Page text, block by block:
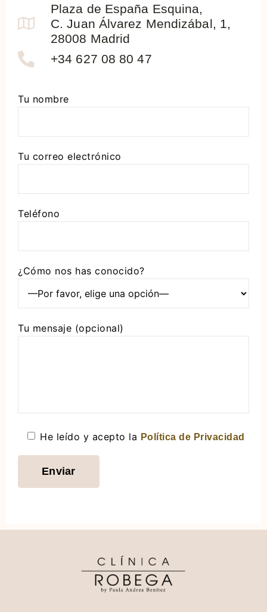
Plaza de España Esquina,
C. Juan Álvarez Mendizábal, 1,
28008 Madrid
+34 627 08 80 47
Tu nombre
Tu correo electrónico
Teléfono
¿Cómo nos has conocido?
Tu mensaje (opcional)
He leído y acepto la Política de Privacidad